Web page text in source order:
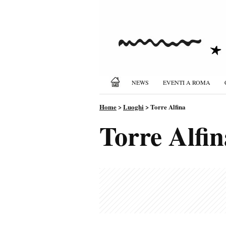
NEWS EVENTI A ROMA
Home>Luoghi>Torre Alfina
Torre